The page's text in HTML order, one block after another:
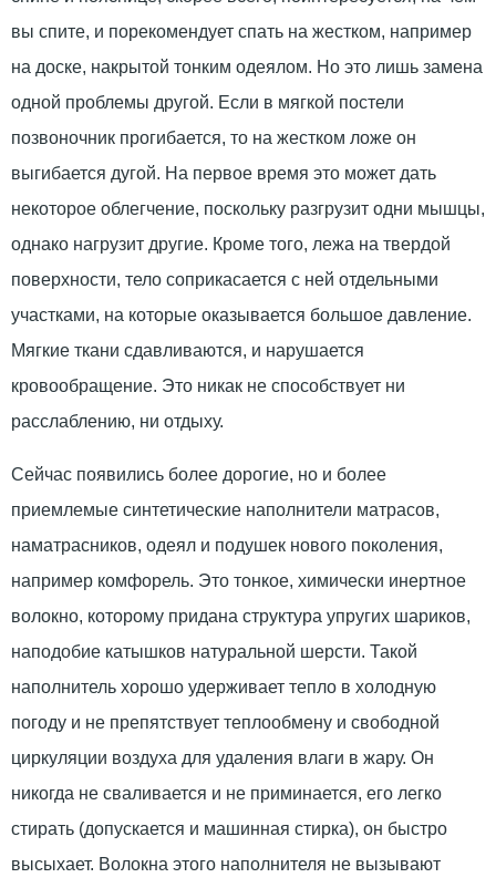
вы спите, и порекомендует спать на жестком, например
на доске, накрытой тонким одеялом. Но это лишь замена
одной проблемы другой. Если в мягкой постели
позвоночник прогибается, то на жестком ложе он
выгибается дугой. На первое время это может дать
некоторое облегчение, поскольку разгрузит одни мышцы,
однако нагрузит другие. Кроме того, лежа на твердой
поверхности, тело соприкасается с ней отдельными
участками, на которые оказывается большое давление.
Мягкие ткани сдавливаются, и нарушается
кровообращение. Это никак не способствует ни
расслаблению, ни отдыху.
Сейчас появились более дорогие, но и более
приемлемые синтетические наполнители матрасов,
наматрасников, одеял и подушек нового поколения,
например комфорель. Это тонкое, химически инертное
волокно, которому придана структура упругих шариков,
наподобие катышков натуральной шерсти. Такой
наполнитель хорошо удерживает тепло в холодную
погоду и не препятствует теплообмену и свободной
циркуляции воздуха для удаления влаги в жару. Он
никогда не сваливается и не приминается, его легко
стирать (допускается и машинная стирка), он быстро
высыхает. Волокна этого наполнителя не вызывают